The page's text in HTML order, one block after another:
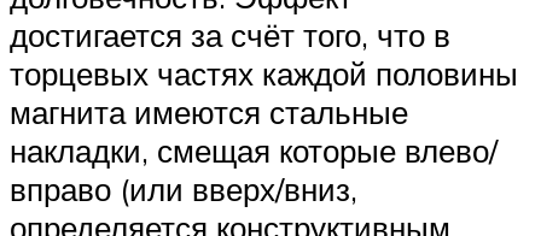
достигается за счёт того, что в
торцевых частях каждой половины
магнита имеются стальные
накладки, смещая которые влево/
вправо (или вверх/вниз,
определяется конструктивным